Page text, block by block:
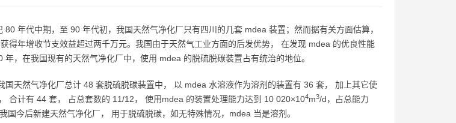
年代中期，至 90 年代初，我国天然气净化厂只有四川的几套 mdea 装置；然而据有关方面估算，
得年增收节支效益超过两千万元。我国由于天然气工业方面的后发优势， 在发现 mdea 的优良性能
，在我国现有的天然气净化厂中，使用 mdea 的脱硫脱碳装置占有统治的地位。
国天然气净化厂总计 48 套脱硫脱碳装置中， 以 mdea 水溶液作为溶剂的装置有 36 套， 加上其它使
合计有 44 套， 占总套数的 11/12， 使用mdea 的装置处理能力达到 10 020×104m3/d，占总能力
国今后新建天然气净化厂， 用于脱硫脱碳，如无特殊情况，mdea 当是溶剂。